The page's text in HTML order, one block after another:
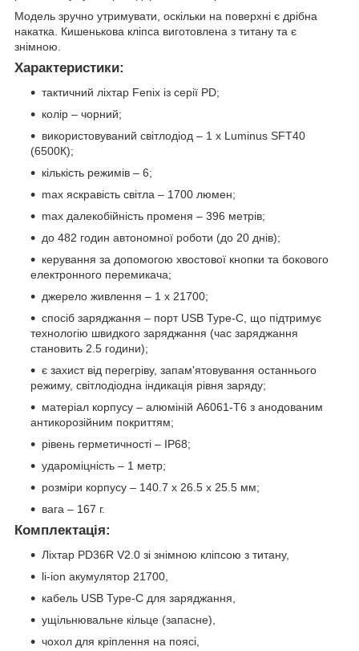
Модель зручно утримувати, оскільки на поверхні є дрібна
накатка. Кишенькова кліпса виготовлена з титану та є
знімною.
Характеристики:
тактичний ліхтар Fenix із серії PD;
колір – чорний;
використовуваний світлодіод – 1 х Luminus SFT40
(6500К);
кількість режимів – 6;
max яскравість світла – 1700 люмен;
max далекобійність променя – 396 метрів;
до 482 годин автономної роботи (до 20 днів);
керування за допомогою хвостової кнопки та бокового
електронного перемикача;
джерело живлення – 1 х 21700;
спосіб заряджання – порт USB Type-C, що підтримує
технологію швидкого заряджання (час заряджання
становить 2.5 години);
є захист від перегріву, запам'ятовування останнього
режиму, світлодіодна індикація рівня заряду;
матеріал корпусу – алюміній A6061-T6 з анодованим
антикорозійним покриттям;
рівень герметичності – IP68;
удароміцність – 1 метр;
розміри корпусу – 140.7 х 26.5 х 25.5 мм;
вага – 167 г.
Комплектація:
Ліхтар PD36R V2.0 зі знімною кліпсою з титану,
li-ion акумулятор 21700,
кабель USB Type-C для заряджання,
ущільнювальне кільце (запасне),
чохол для кріплення на поясі,